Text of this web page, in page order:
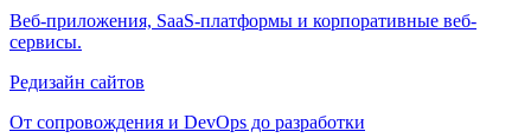
Веб-приложения, SaaS-платформы и корпоративные веб-
сервисы.
Редизайн сайтов
От сопровождения и DevOps до разработки